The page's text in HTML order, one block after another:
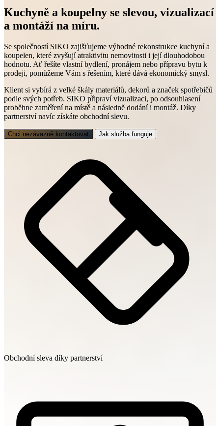
Kuchyně a koupelny se slevou, vizualizací
a montáží na míru.
Se společností SIKO zajišťujeme výhodné rekonstrukce kuchyní a
koupelen, které zvyšují atraktivitu nemovitosti i její dlouhodobou
hodnotu. Ať řešíte vlastní bydlení, pronájem nebo přípravu bytu k
prodeji, pomůžeme Vám s řešením, které dává ekonomický smysl.
Klient si vybírá z velké škály materiálů, dekorů a značek spotřebičů
podle svých potřeb. SIKO připraví vizualizaci, po odsouhlasení
proběhne zaměření na místě a následně dodání i montáž. Díky
partnerství navíc získáte obchodní slevu.
Chci nezávazně kontaktovat Jak služba funguje
Obchodní sleva díky partnerství